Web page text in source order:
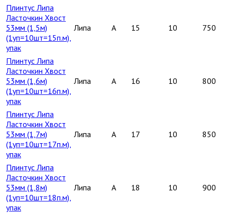
Плинтус Липа
Ласточкин Хвост
53мм (1,5м)
(1уп=10шт=15п.м),
упак
Липа A 15 10 750
Плинтус Липа
Ласточкин Хвост
53мм (1,6м)
(1уп=10шт=16п.м),
упак
Липа A 16 10 800
Плинтус Липа
Ласточкин Хвост
53мм (1,7м)
(1уп=10шт=17п.м),
упак
Липа A 17 10 850
Плинтус Липа
Ласточкин Хвост
53мм (1,8м)
(1уп=10шт=18п.м),
упак
Липа A 18 10 900